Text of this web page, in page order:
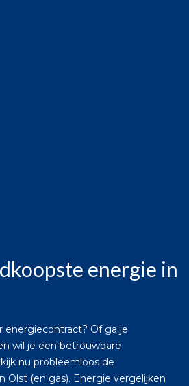
energie in
energiecontract? Of ga je
wil je een betrouwbare
nu probleemloos de
Olst (en gas). Energie vergelijken